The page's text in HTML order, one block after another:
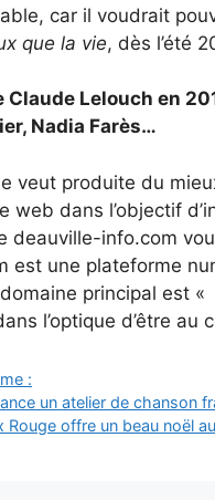
car il voudrait
que la vie, dès l’été
Claude Lelouch en
Nadia Farès…
veut produite du
web dans l’objectif
deauville-info.com
est une plateforme
principal est
l’optique d’être
:
un atelier de chanson
Rouge offre un beau noël